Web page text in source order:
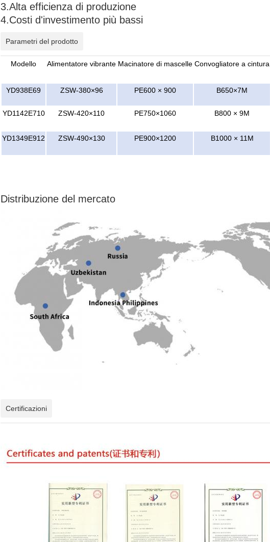
3.Alta efficienza di produzione
4.Costi d'investimento più bassi
Parametri del prodotto
Modello Alimentatore vibrante Macinatore di mascelle Convogliatore a cintura
YD938E69 ZSW-380×96 PE600 × 900 B650×7M
YD1142E710 ZSW-420×110 PE750×1060 B800 × 9M
YD1349E912 ZSW-490×130 PE900×1200 B1000 × 11M
Distribuzione del mercato
Certificazioni